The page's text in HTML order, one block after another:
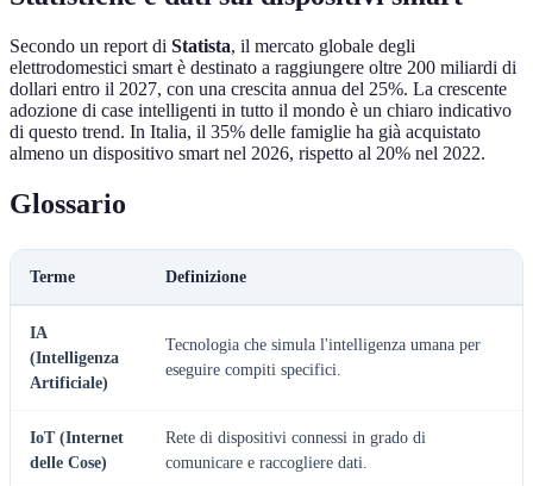
Secondo un report di Statista, il mercato globale degli
elettrodomestici smart è destinato a raggiungere oltre 200 miliardi di
dollari entro il 2027, con una crescita annua del 25%. La crescente
adozione di case intelligenti in tutto il mondo è un chiaro indicativo
di questo trend. In Italia, il 35% delle famiglie ha già acquistato
almeno un dispositivo smart nel 2026, rispetto al 20% nel 2022.
Glossario
Terme Definizione
IA
(Intelligenza
Artificiale)
Tecnologia che simula l'intelligenza umana per
eseguire compiti specifici.
IoT (Internet
delle Cose)
Rete di dispositivi connessi in grado di
comunicare e raccogliere dati.